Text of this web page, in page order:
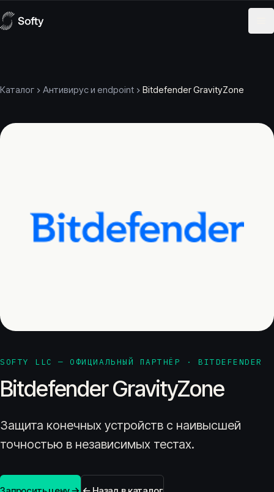
Каталог Антивирус и endpoint Bitdefender GravityZone
SOFTY LLC — ОФИЦИАЛЬНЫЙ ПАРТНЁР · BITDEFENDER
Bitdefender GravityZone
Защита конечных устройств с наивысшей
точностью в независимых тестах.